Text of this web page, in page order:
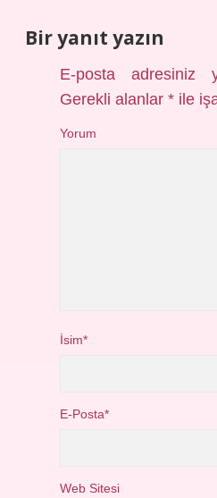
Bir yanıt yazın
E-posta adresiniz
Gerekli alanlar* ile
Yorum
İsim*
E-Posta*
Web Sitesi